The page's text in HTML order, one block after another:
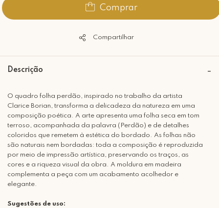
Comprar
Compartilhar
Descrição
O quadro folha perdão, inspirado no trabalho da artista
Clarice Borian, transforma a delicadeza da natureza em uma
composição poética. A arte apresenta uma folha seca em tom
terroso, acompanhada da palavra (Perdão) e de detalhes
coloridos que remetem à estética do bordado. As folhas não
são naturais nem bordadas: toda a composição é reproduzida
por meio de impressão artística, preservando os traços, as
cores e a riqueza visual da obra. A moldura em madeira
complementa a peça com um acabamento acolhedor e
elegante.
Sugestões de uso: